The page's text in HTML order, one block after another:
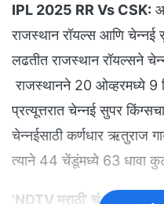
IPL 2025 RR Vs CSK:
राजस्थान रॉयल्स आणि चेन्नई
लढतीत राजस्थान रॉयल्सने
राजस्थानने 20 ओव्हरमध्ये 9
प्रत्यूत्तरात चेन्नई सुपर
चेन्नईसाठी कर्णधार ऋतुराज
त्याने 44 चेंडूंमध्ये 63 धावा
'NDTV मराठी' चं अधिकृत